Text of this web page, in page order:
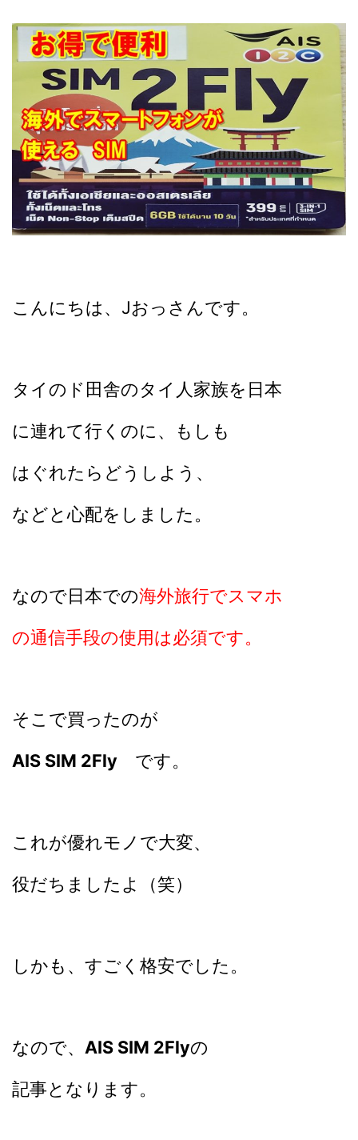
こんにちは、Jおっさんです。
タイのド田舎のタイ人家族を日本
に連れて行くのに、
もしも
はぐれたらどうしよう、
などと心配をしました。
なので日本での海外旅行でスマホ
の通信手段の使用は必須です。
そこで買ったのが
AIS SIM 2Fly です。
これが優れモノで大変、
役だちましたよ（笑）
しかも、すごく格安でした。
なので、 AIS SIM 2Flyの
記事となります。